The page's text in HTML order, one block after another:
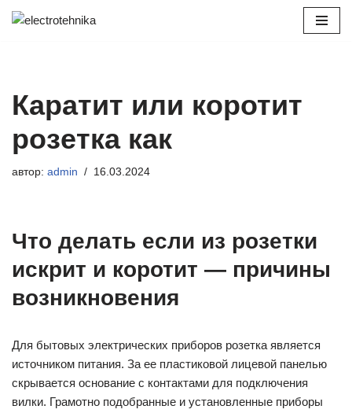
Каратит или коротит
розетка как
автор: admin 16.03.2024
Что делать если из розетки
искрит и коротит — причины
возникновения
Для бытовых электрических приборов розетка является
источником питания. За ее пластиковой лицевой панелью
скрывается основание с контактами для подключения
вилки. Грамотно подобранные и установленные приборы